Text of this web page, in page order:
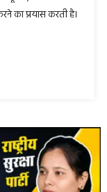
का प्रयास करती है।